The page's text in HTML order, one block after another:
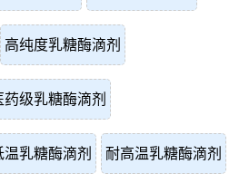
高纯度乳糖酶滴剂
药级乳糖酶滴剂
温乳糖酶滴剂 耐高温乳糖酶滴剂